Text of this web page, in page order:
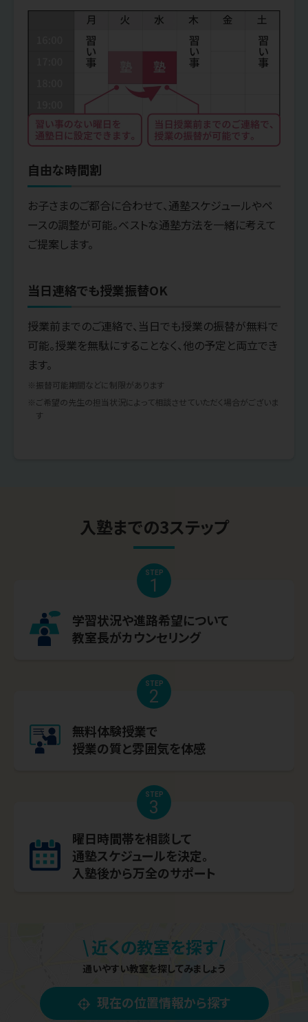
自由な時間割
お子さまのご都合に合わせて、通塾スケジュールやペ
ースの調整が可能。ベストな通塾方法を一緒に考えて
ご提案します。
当日連絡でも授業振替OK
授業前までのご連絡で、当日でも授業の振替が無料で
可能。授業を無駄にすることなく、他の予定と両立でき
ます。
※振替可能期間などに制限があります
※ご希望の先生の担当状況によって相談させていただく場合がございま
す
入塾までの3ステップ
STEP
1
学習状況や進路希望について
教室長がカウンセリング
STEP
2
無料体験授業で
授業の質と雰囲気を体感
STEP
3
曜日時間帯を相談して
通塾スケジュールを決定。
入塾後から万全のサポート
\ 近くの教室を探す/
通いやすい教室を探してみましょう
現在の位置情報から探す